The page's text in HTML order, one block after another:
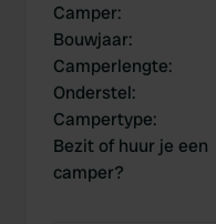
Camper:
Bouwjaar:
Camperlengte:
Onderstel:
Campertype:
Bezit of huur je een
camper?